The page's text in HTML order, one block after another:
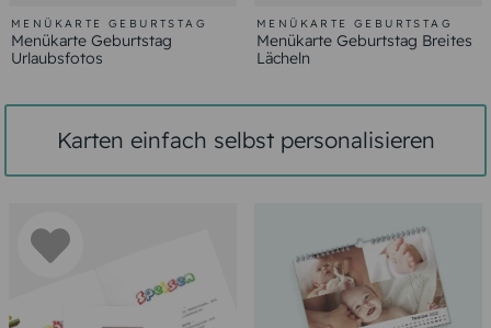
MENÜKARTE GEBURTSTAG
Menükarte Geburtstag
Urlaubsfotos
MENÜKARTE GEBURTSTAG
Menükarte Geburtstag Breites
Lächeln
Karten einfach selbst personalisieren